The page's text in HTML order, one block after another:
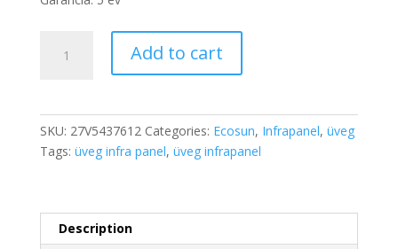
quantity
Add to cart
SKU: 27V5437612 Categories: Ecosun, Infrapanel, üveg
Tags: üveg infra panel, üveg infrapanel
Description